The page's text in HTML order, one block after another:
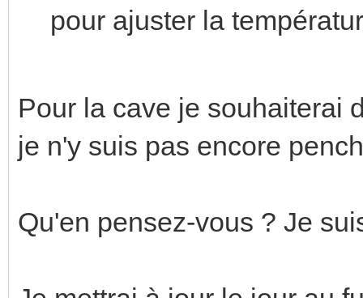
pour ajuster la
Pour la cave je souhaiterai
je n'y suis pas encore
Qu'en pensez-vous ? Je